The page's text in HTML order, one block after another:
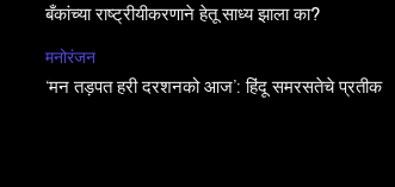
बँकांच्या राष्ट्रीयीकरणाने हेतू साध्य झाला का?
मनोरंजन
‘मन तड़पत हरी दरशनको आज’: हिंदू समरसतेचे प्रतीक